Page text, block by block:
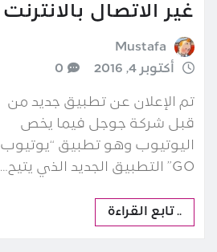
غير الاتصال بالانترنت
Mustafa
أكتوبر 4, 2016
0
تم الإعلان عن تطبيق جديد من
قبل شركة جوجل فيما يخص
اليوتيوب وهو تطبيق “يوتيوب
GO” التطبيق الجديد الذي يتيح…
.. تابع القراءة